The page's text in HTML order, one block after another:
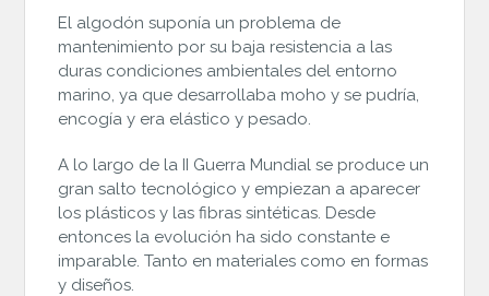
El algodón suponía un problema de
mantenimiento por su baja resistencia a las
duras condiciones ambientales del entorno
marino, ya que desarrollaba moho y se pudría,
encogía y era elástico y pesado.
A lo largo de la II Guerra Mundial se produce un
gran salto tecnológico y empiezan a aparecer
los plásticos y las fibras sintéticas. Desde
entonces la evolución ha sido constante e
imparable. Tanto en materiales como en formas
y diseños.